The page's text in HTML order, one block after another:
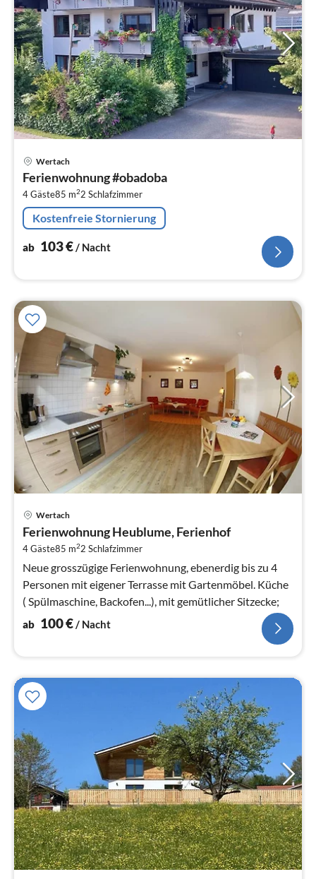
Wertach
Ferienwohnung #obadoba
4 Gäste85 m22 Schlafzimmer
Kostenfreie Stornierung
ab 103€/ Nacht
Wertach
Ferienwohnung Heublume, Ferienhof
4 Gäste85 m22 Schlafzimmer
Neue grosszügige Ferienwohnung, ebenerdig bis zu 4
Personen mit eigener Terrasse mit Gartenmöbel. Küche
( Spülmaschine, Backofen...), mit gemütlicher Sitzecke;
ab 100€ / Nacht